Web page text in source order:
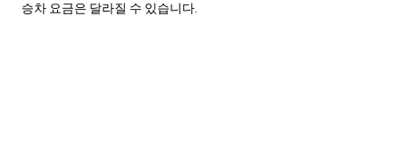
승차 요금은 달라질 수 있습니다.